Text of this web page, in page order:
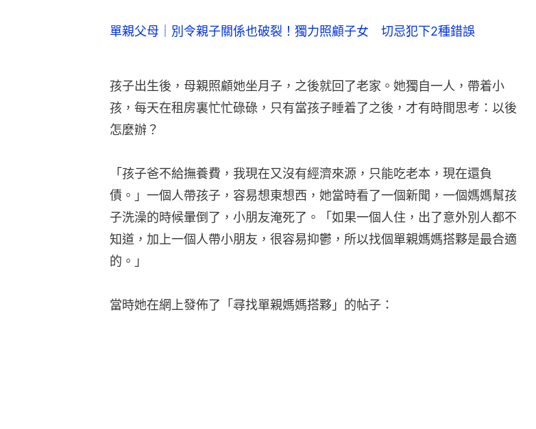
單親父母｜別令親子關係也破裂！獨力照顧子女 切忌犯下2種錯誤
孩子出生後，母親照顧她坐月子，之後就回了老家。她獨自一人，帶着小
孩，每天在租房裏忙忙碌碌，只有當孩子睡着了之後，才有時間思考：以後
怎麼辦？
「孩子爸不給撫養費，我現在又沒有經濟來源，只能吃老本，現在還負
債。」一個人帶孩子，容易想東想西，她當時看了一個新聞，一個媽媽幫孩
子洗澡的時候暈倒了，小朋友淹死了。「如果一個人住，出了意外別人都不
知道，加上一個人帶小朋友，很容易抑鬱，所以找個單親媽媽搭夥是最合適
的。」
當時她在網上發佈了「尋找單親媽媽搭夥」的帖子：